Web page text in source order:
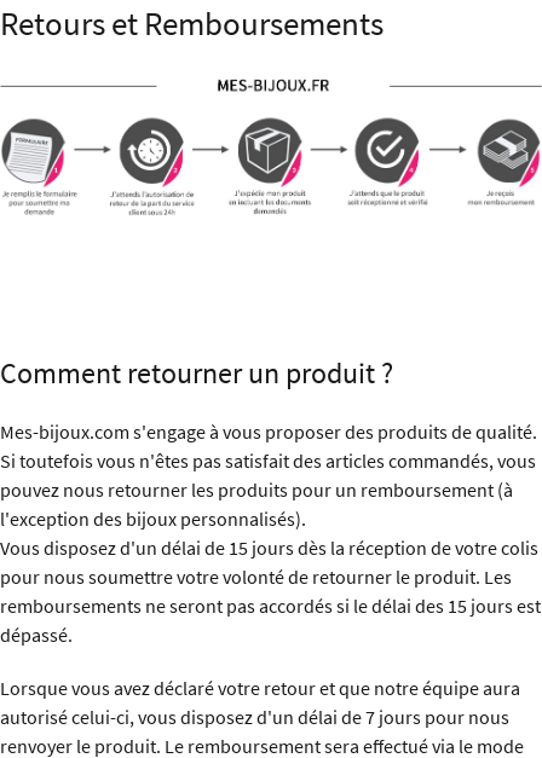
Retours et Remboursements
Comment retourner un produit ?
Mes-bijoux.com s'engage à vous proposer des produits de qualité.
Si toutefois vous n'êtes pas satisfait des articles commandés, vous
pouvez nous retourner les produits pour un remboursement (à
l'exception des bijoux personnalisés).
Vous disposez d'un délai de 15 jours dès la réception de votre colis
pour nous soumettre votre volonté de retourner le produit. Les
remboursements ne seront pas accordés si le délai des 15 jours est
dépassé.
Lorsque vous avez déclaré votre retour et que notre équipe aura
autorisé celui-ci, vous disposez d'un délai de 7 jours pour nous
renvoyer le produit. Le remboursement sera effectué via le mode